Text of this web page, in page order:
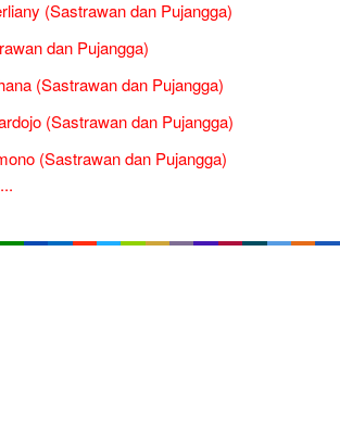
(Sastrawan dan Pujangga)
dan Pujangga)
(Sastrawan dan Pujangga)
(Sastrawan dan Pujangga)
(Sastrawan dan Pujangga)